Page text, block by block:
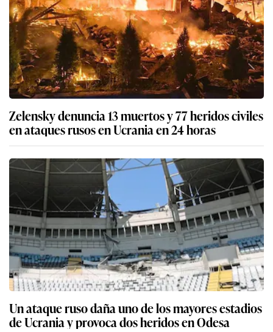
Zelensky denuncia 13 muertos y 77 heridos civiles
en ataques rusos en Ucrania en 24 horas
Un ataque ruso daña uno de los mayores estadios
de Ucrania y provoca dos heridos en Odesa